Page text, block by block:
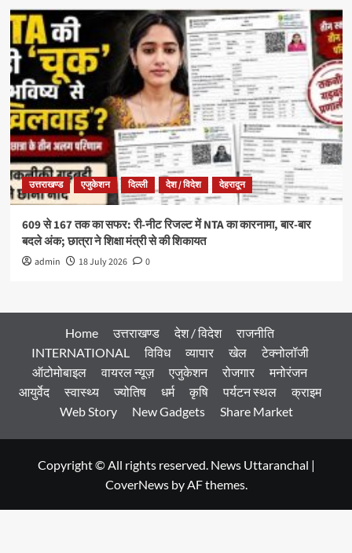
उत्तराखण्ड एजुकेशन दिल्ली देश / विदेश देहरादून
609 से 167 तक का सफर: री-नीट रिजल्ट में NTA का कारनामा, बार-बार
बदले अंक; छात्रा ने शिक्षा मंत्री से की शिकायत
admin 18 July 2026 0
Home उत्तराखण्ड देश / विदेश
राजनीति
INTERNATIONAL
विविध व्यापार खेल
टेक्नोलॉजी
ऑटोमोबाइल
वायरल न्यूज़ एजुकेशन रोजगार
मनोरंजन
आयुर्वेद
स्वास्थ्य ज्योतिष धर्म कृषि पर्यटन स्थल
क्राइम
Web Story
New Gadgets Share Market
Copyright © All rights reserved. News Uttaranchal |
CoverNewsby AF themes.